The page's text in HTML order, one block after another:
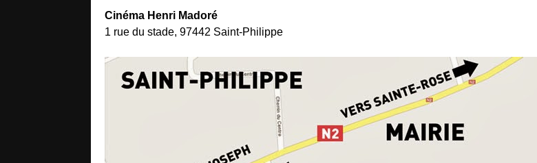
Cinéma Henri Madoré
1 rue du stade, 97442 Saint-Philippe